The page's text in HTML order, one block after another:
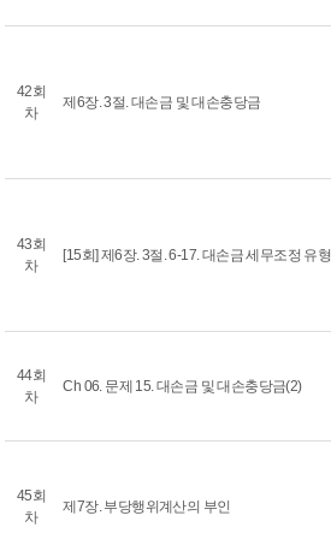
42회
차
제6장. 3절. 대손금 및 대손충당금
43회
차
[15회] 제6장. 3절. 6-17. 대손금 세무조정 유형
44회
차
Ch 06. 문제 15. 대손금 및 대손충당금(2)
45회
차
제7장. 부당행위계산의 부인